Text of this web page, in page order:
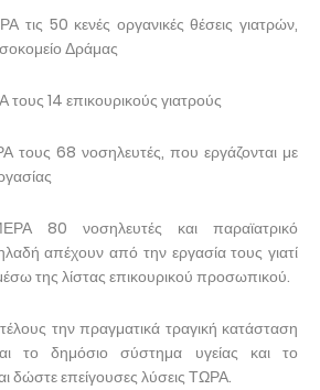
τις 50 κενές οργανικές θέσεις γιατρών,
Δράμας
τους 14 επικουρικούς γιατρούς
τους 68 νοσηλευτές, που εργάζονται με
80 νοσηλευτές και παραϊατρικό
απέχουν από την εργασία τους γιατί
της λίστας επικουρικού προσωπικού.
την πραγματικά τραγική κατάσταση
το δημόσιο σύστημα υγείας και το
δώστε επείγουσες λύσεις ΤΩΡΑ.